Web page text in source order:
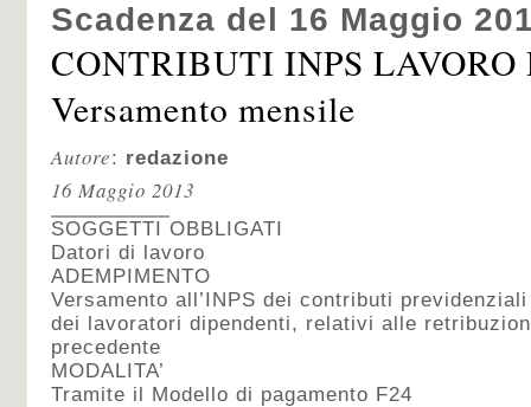
Scadenza del 16 Maggio
CONTRIBUTI INPS LAVORO
Versamento mensile
Autore: redazione
16 Maggio 2013
SOGGETTI OBBLIGATI
Datori di lavoro
ADEMPIMENTO
Versamento all’INPS dei contributi
dei lavoratori dipendenti, relativi alle
precedente
MODALITA’
Tramite il Modello di pagamento F24